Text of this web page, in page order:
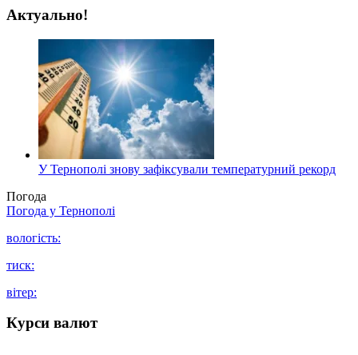
Актуально!
У Тернополі знову зафіксували температурний рекорд
Погода
Погода у Тернополі
вологість:
тиск:
вітер:
Курси валют